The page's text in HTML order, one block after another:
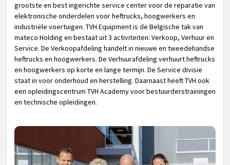
grootste en best ingerichte service center voor de reparatie van
elektronische onderdelen voor heftrucks, hoogwerkers en
industriële voertuigen. TVH Equipment is de Belgische tak van
mateco Holding en bestaat uit 3 activiteiten: Verkoop, Verhuur en
Service. De Verkoopafdeling handelt in nieuwe en tweedehandse
heftrucks en hoogwerkers. De Verhuurafdeling verhuurt heftrucks
en hoogwerkers op korte en lange termijn. De Service divisie
staat in voor onderhoud en herstelling. Daarnaast heeft TVH ook
een opleidingscentrum TVH Academy voor bestuurderstrainingen
en technische opleidingen.